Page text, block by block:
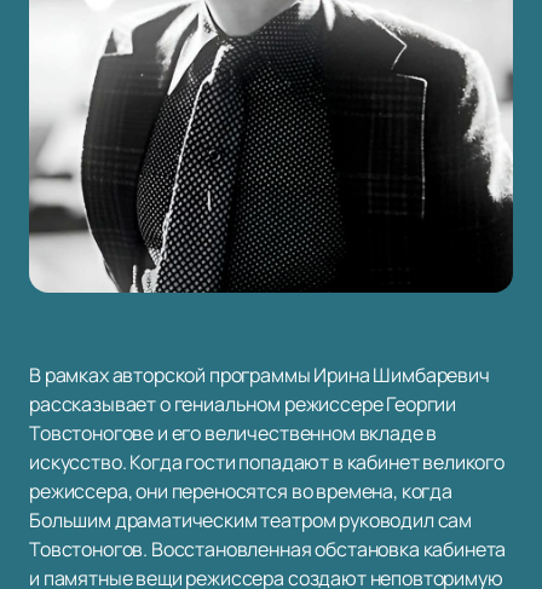
В рамках авторской программы Ирина Шимбаревич
рассказывает о гениальном режиссере Георгии
Товстоногове и его величественном вкладе в
искусство. Когда гости попадают в кабинет великого
режиссера, они переносятся во времена, когда
Большим драматическим театром руководил сам
Товстоногов. Восстановленная обстановка кабинета
и памятные вещи режиссера создают неповторимую